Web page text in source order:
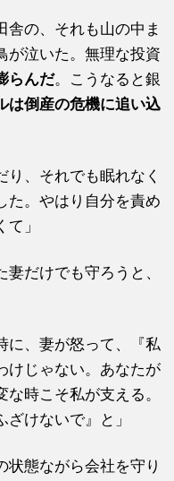
舎の、それも山の中ま
が泣いた。無理な投資
らんだ。こうなると銀
は倒産の危機に追い込
り、それでも眠れなく
た。やはり自分を責め
」
だけでも守ろうと、
に、妻が怒って、『私
けじゃない。あなたが
時こそ私が支える。
けないで』と」
状態ながら会社を守り